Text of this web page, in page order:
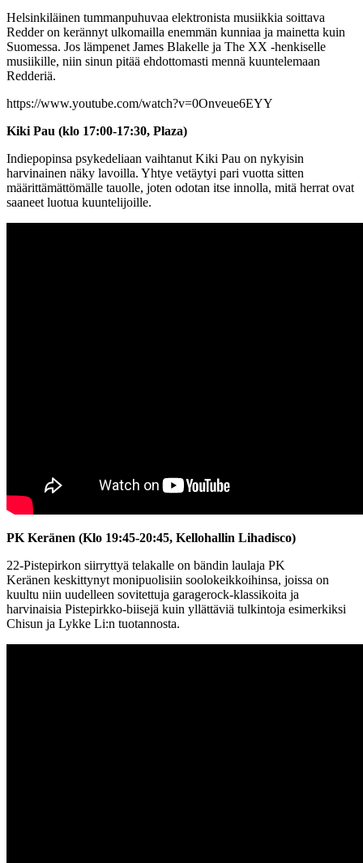
Helsinkiläinen tummanpuhuvaa elektronista musiikkia soittava
Redder on kerännyt ulkomailla enemmän kunniaa ja mainetta kuin
Suomessa. Jos lämpenet James Blakelle ja The XX -henkiselle
musiikille, niin sinun pitää ehdottomasti mennä kuuntelemaan
Redderiä.
https://www.youtube.com/watch?v=0Onveue6EYY
Kiki Pau (klo 17:00-17:30, Plaza)
Indiepopinsa psykedeliaan vaihtanut Kiki Pau on nykyisin
harvinainen näky lavoilla. Yhtye vetäytyi pari vuotta sitten
määrittämättömälle tauolle, joten odotan itse innolla, mitä herrat ovat
saaneet luotua kuuntelijoille.
PK Keränen (Klo 19:45-20:45, Kellohallin Lihadisco)
22-Pistepirkon siirryttyä telakalle on bändin laulaja PK
Keränen keskittynyt monipuolisiin soolokeikkoihinsa, joissa on
kuultu niin uudelleen sovitettuja garagerock-klassikoita ja
harvinaisia Pistepirkko-biisejä kuin yllättäviä tulkintoja esimerkiksi
Chisun ja Lykke Li:n tuotannosta.